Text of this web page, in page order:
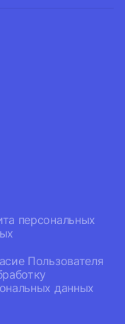
персональных
Пользователя
данных